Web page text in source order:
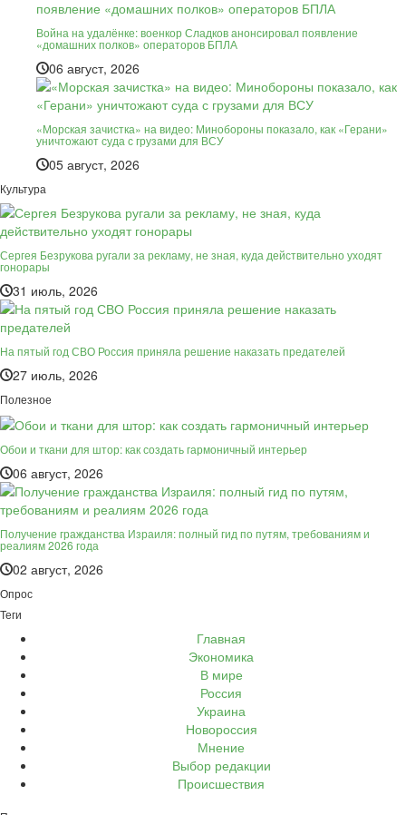
Война на удалёнке: военкор Сладков анонсировал появление
«домашних полков» операторов БПЛА
06 август, 2026
«Морская зачистка» на видео: Минобороны показало, как «Герани»
уничтожают суда с грузами для ВСУ
05 август, 2026
Культура
Сергея Безрукова ругали за рекламу, не зная, куда действительно уходят
гонорары
31 июль, 2026
На пятый год СВО Россия приняла решение наказать предателей
27 июль, 2026
Полезное
Обои и ткани для штор: как создать гармоничный интерьер
06 август, 2026
Получение гражданства Израиля: полный гид по путям, требованиям и
реалиям 2026 года
02 август, 2026
Опрос
Теги
Главная
Экономика
В мире
Россия
Украина
Новороссия
Мнение
Выбор редакции
Происшествия